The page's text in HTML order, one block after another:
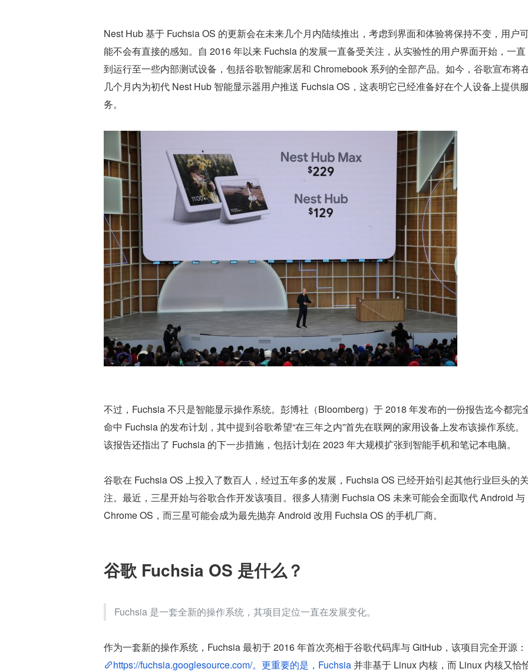
Nest Hub 基于 Fuchsia OS 的更新会在未来几个月内陆续推出，考虑到界面和体验将保持不变，用户
能不会有直接的感知。自 2016 年以来 Fuchsia 的发展一直备受关注，从实验性的用户界面开始，一直
到运行至一些内部测试设备，包括谷歌智能家居和 Chromebook 系列的全部产品。如今，谷歌宣布将
几个月内为初代 Nest Hub 智能显示器用户推送 Fuchsia OS，这表明它已经准备好在个人设备上提供服
务。
不过，Fuchsia 不只是智能显示操作系统。彭博社（Bloomberg）于 2018 年发布的一份报告迄今都完
命中 Fuchsia 的发布计划，其中提到谷歌希望“在三年之内”首先在联网的家用设备上发布该操作系统。
该报告还指出了 Fuchsia 的下一步措施，包括计划在 2023 年大规模扩张到智能手机和笔记本电脑。
谷歌在 Fuchsia OS 上投入了数百人，经过五年多的发展，Fuchsia OS 已经开始引起其他行业巨头的关
注。最近，三星开始与谷歌合作开发该项目。很多人猜测 Fuchsia OS 未来可能会全面取代 Android 与
Chrome OS，而三星可能会成为最先抛弃 Android 改用 Fuchsia OS 的手机厂商。
谷歌 Fuchsia OS 是什么？
Fuchsia 是一套全新的操作系统，其项目定位一直在发展变化。
作为一套新的操作系统，Fuchsia 最初于 2016 年首次亮相于谷歌代码库与 GitHub，该项目完全开源：
https://fuchsia.googlesource.com/。更重要的是，Fuchsia 并非基于 Linux 内核，而 Linux 内核又恰